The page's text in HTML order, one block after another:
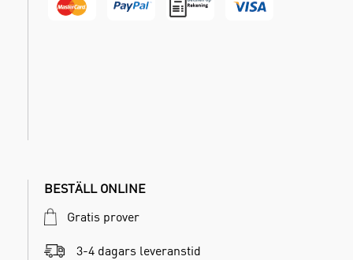
BESTÄLL ONLINE
Gratis prover
3-4 dagars leveranstid